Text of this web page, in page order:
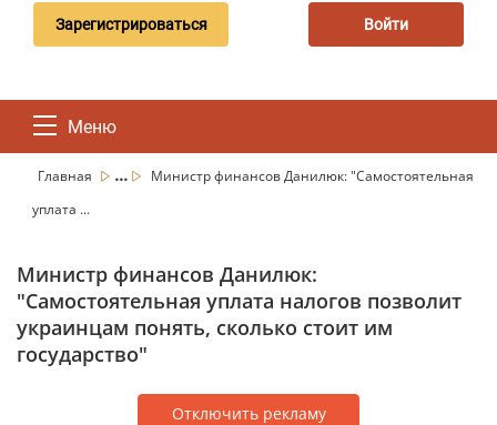
Зарегистрироваться Войти
Меню
Главная ...
Министр финансов Данилюк: "Самостоятельная
уплата ...
Министр финансов Данилюк:
"Самостоятельная уплата налогов позволит
украинцам понять, сколько стоит им
государство"
Отключить рекламу